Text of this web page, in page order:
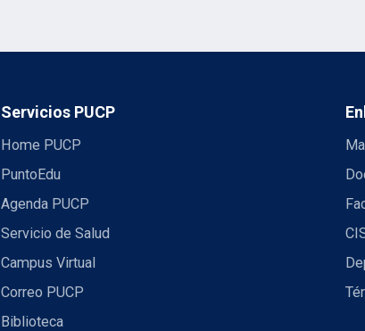
Servicios PUCP
Home PUCP
PuntoEdu
Agenda PUCP
Servicio de Salud
Campus Virtual
Correo PUCP
Biblioteca